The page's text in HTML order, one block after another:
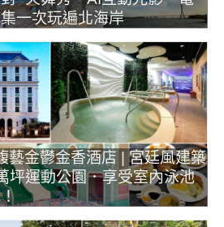
一次玩遍北海岸
藝金鬱金香酒店 | 宮廷風建築
坪運動公園．享受室內泳池